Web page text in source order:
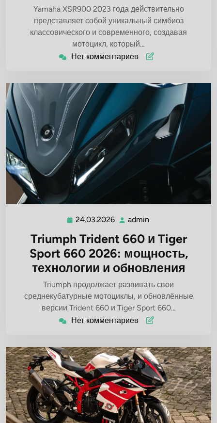
Yamaha XSR900 2023 года действительно
представляет собой уникальный симбиоз
классовического и современного, создавая
мотоцикл, который…
Нет комментариев
24.03.2026 24.03.2026
admin
Triumph Trident 660 и Tiger
Sport 660 2026: мощность,
технологии и обновления
Triumph продолжает развивать свои
среднекубатурные мотоциклы, и обновлённые
версии Trident 660 и Tiger Sport 660…
Нет комментариев